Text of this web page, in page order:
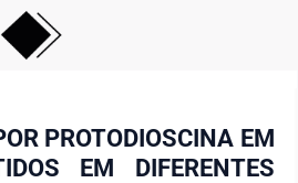
PROTODIOSCINA EM
EM DIFERENTES